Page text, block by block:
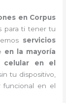
en Corpus
para ti tener tu
servicios
en la mayoría
en el
tu dispositivo,
funcional en el